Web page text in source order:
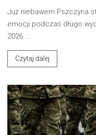
Już niebawem Pszczyna
emocji podczas długo
2026.…
Czytaj dalej